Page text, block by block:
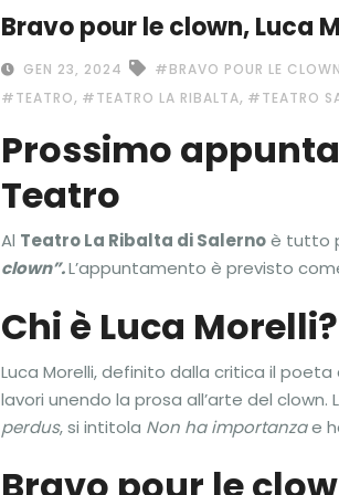
Bravo pour le clown, Luca
GEN 23, 2024
#BRAVO POUR LE
#TEATRO, #TEATRO LA RIBALTA, #TEATRO
Prossimo
Teatro
Al Teatro La Ribalta di Salernoè tutto
clown”.L’appuntamento è previsto
Chi è Luca Morelli?
Luca Morelli, definito dalla critica il
lavori unendo la prosa all’arte del
perdus, si intitola Non ha importanzae